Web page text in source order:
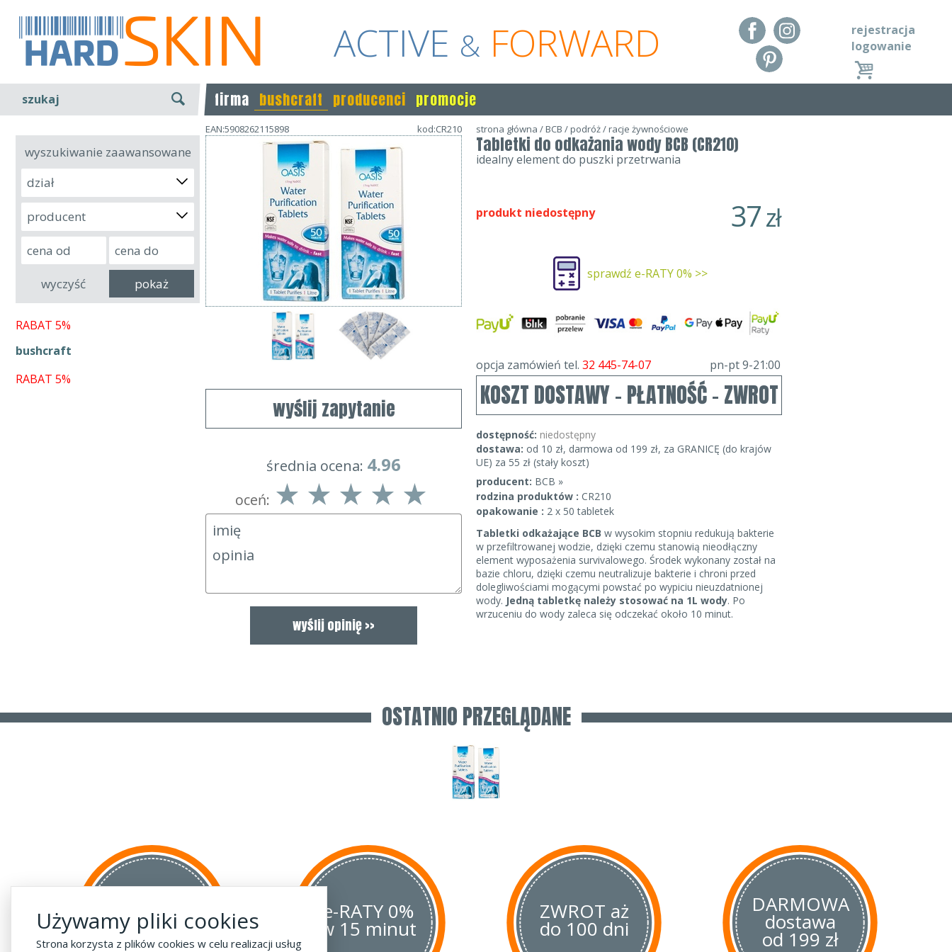
ACTIVE & FORWARD
rejestracja
logowanie
szukaj firma bushcraft producenci promocje
wyszukiwanie zaawansowane
dział
producent
RABAT 5%
bushcraft
RABAT 5%
EAN:5908262115898 kod:CR210
wyślij zapytanie
średnia ocena: 4.96
oceń:
strona główna /BCB /podróż/racje żywnościowe
Tabletki do odkażania wody BCB (CR210)
idealny element do puszki przetrwania
37zł
produkt niedostępny
sprawdź e-RATY 0% >>
opcja zamówień tel. 32 445-74-07 pn-pt 9-21:00
KOSZT DOSTAWY - PŁATNOŚĆ - ZWROT
dostępność: niedostępny
dostawa: od 10 zł, darmowa od 199 zł, za GRANICĘ (do krajów
UE) za 55 zł (stały koszt)
producent: BCB »
rodzina produktów : CR210
opakowanie : 2 x 50 tabletek
Tabletki odkażające BCB w wysokim stopniu redukują bakterie
w przefiltrowanej wodzie, dzięki czemu stanowią nieodłączny
element wyposażenia survivalowego. Środek wykonany został na
bazie chloru, dzięki czemu neutralizuje bakterie i chroni przed
dolegliwościami mogącymi powstać po wypiciu nieuzdatnionej
wody. Jedną tabletkę należy stosować na 1L wody. Po
wrzuceniu do wody zaleca się odczekać około 10 minut.
OSTATNIO PRZEGLĄDANE
do krajów UE
za 55 zł
e-RATY 0%
w 15 minut
ZWROT aż
do 100 dni
DARMOWA
dostawa
od 199 zł
Używamy pliki cookies
Strona korzysta z plików cookies w celu realizacji usług